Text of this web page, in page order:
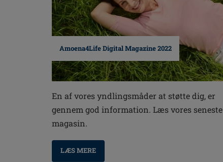
Amoena4Life Digital Magazine 2022
En af vores yndlingsmåder at støtte dig, er
gennem god information. Læs vores seneste
magasin.
LÆS MERE